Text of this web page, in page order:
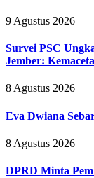
9 Agustus 2026
Survei PSC
Jember:
8 Agustus 2026
Eva Dwiana
8 Agustus 2026
DPRD Minta